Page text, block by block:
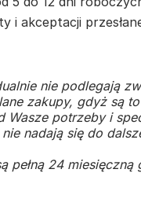
i akceptacji
nie podlegają
zakupy, gdyż są
Wasze potrzeby i
nadają się do
pełną 24 miesięczną